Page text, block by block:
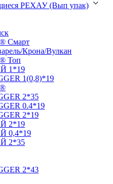
РЕХАУ (Вып упак)
Смарт
Крона/Вулкан
Топ
1*19
1(0,8)*19
2*35
0.4*19
2*19
2*19
0,4*19
2*35
2*43